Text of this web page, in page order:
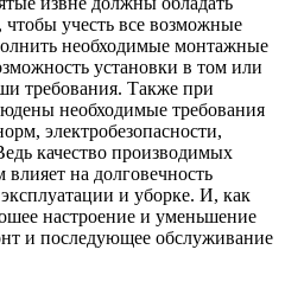
учесть все возможные
необходимые монтажные
установки в том или
требования. Также при
необходимые требования
электробезопасности,
качество производимых
на долговечность
и уборке. И, как
настроение и уменьшение
и последующее обслуживание